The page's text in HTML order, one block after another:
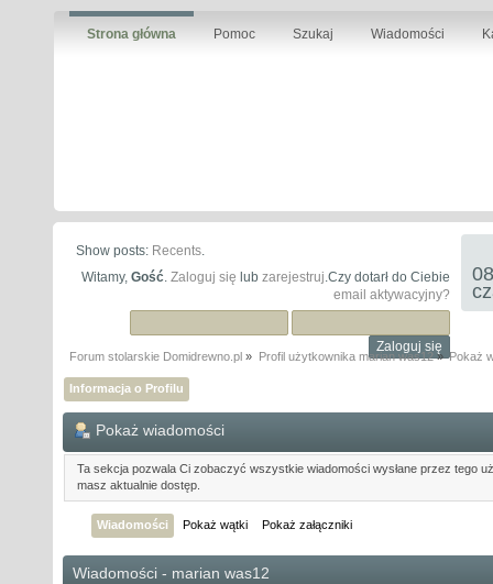
Strona główna Pomoc Szukaj Wiadomości
Show posts: Recents.
Witamy, Gość. Zaloguj się lub zarejestruj.Czy dotarł do Ciebie
email aktywacyjny?
Forum stolarskie Domidrewno.pl » Profil użytkownika marian was12» Pokaż
Informacja o Profilu
Pokaż wiadomości
Ta sekcja pozwala Ci zobaczyć wszystkie wiadomości wysłane przez tego
masz aktualnie dostęp.
Wiadomości Pokaż wątki Pokaż załączniki
Wiadomości - marian was12